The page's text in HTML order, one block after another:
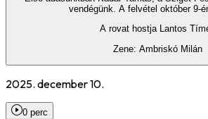
vendégünk. A felvétel október 9-
A rovat hostja Lantos
Zene: Ambriskó Milán
2025. december 10.
0 perc